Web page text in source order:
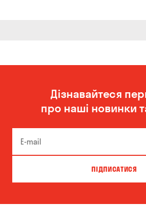
Дізнавайтеся
про наші новинки
ПІДПИСАТИСЯ